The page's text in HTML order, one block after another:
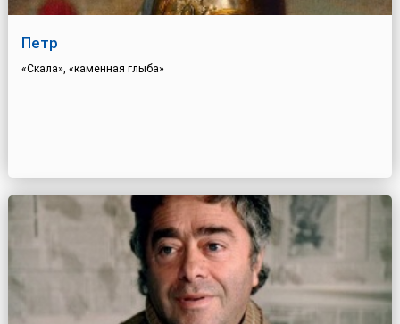
Петр
«Скала», «каменная глыба»